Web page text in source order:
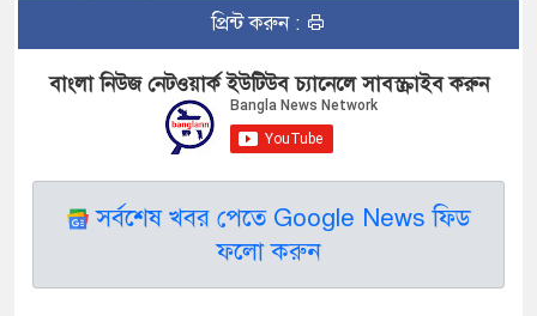
প্রিন্ট করুন :
বাংলা নিউজ নেটওয়ার্ক ইউটিউব চ্যানেলে সাবস্ক্রাইব করুন
সর্বশেষ খবর পেতে Google News ফিড
ফলো করুন